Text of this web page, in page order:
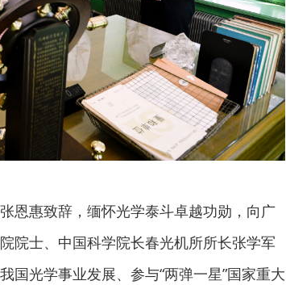
恩惠致辞，缅怀光学泰斗卓越功勋，向广
院士、中国科学院长春光机所所长张学军
国光学事业发展、参与“两弹一星”国家重大